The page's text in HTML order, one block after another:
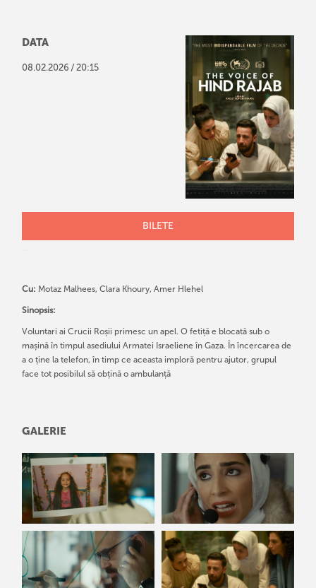
DATA
08.02.2026 / 20:15
BILETE
Cu: Motaz Malhees, Clara Khoury, Amer Hlehel
Sinopsis:
Voluntari ai Crucii Roșii primesc un apel. O fetiță e blocată sub o
mașină în timpul asediului Armatei Israeliene în Gaza. În încercarea de
a o ține la telefon, în timp ce aceasta imploră pentru ajutor, grupul
face tot posibilul să obțină o ambulanță
GALERIE